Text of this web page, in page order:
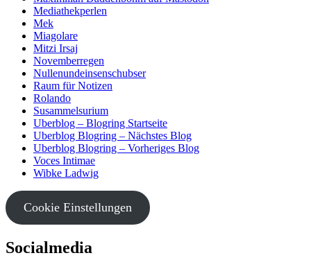
Mediathekperlen
Mek
Miagolare
Mitzi Irsaj
Novemberregen
Nullenundeinsenschubser
Raum für Notizen
Rolando
Susammelsurium
Uberblog – Blogring Startseite
Uberblog Blogring – Nächstes Blog
Uberblog Blogring – Vorheriges Blog
Voces Intimae
Wibke Ladwig
Cookie Einstellungen
Socialmedia